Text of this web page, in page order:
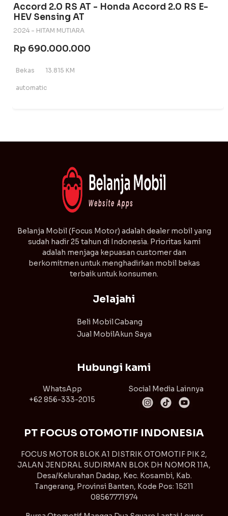
Accord 2.0 RS AT - Honda Accord 2.0 RS E-
HEV Sensing AT
2024 - HITAM MUTIARA
Rp 690.000.000
Bekas 13.815 KM
automatic
⁠Belanja Mobil (Focus Motor) adalah dealer mobil yang
sudah hadir 25 tahun di Indonesia. Prioritas kami
adalah menjaga kepuasan customer dan
berkomitmen untuk menghadirkan mobil bekas
terbaik untuk konsumen.
Jelajahi
Beli Mobil
Jual Mobil
Cabang
Akun Saya
Hubungi kami
WhatsApp
+62 856-333-2015
Social Media Lainnya
PT FOCUS OTOMOTIF INDONESIA
FOCUS MOTOR BLOK A1 DISTRIK OTOMOTIF PIK 2,
JALAN JENDRAL SUDIRMAN BLOK DH NOMOR 11A,
Desa/Kelurahan Dadap, Kec. Kosambi, Kab.
Tangerang, Provinsi Banten, Kode Pos: 15211
08567771974